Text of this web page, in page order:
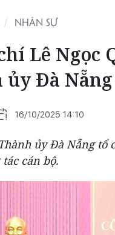
NHÂN SỰ
Lê Ngọc
ủy Đà Nẵng
16/10/2025 14:10
ủy Đà Nẵng
cán bộ.